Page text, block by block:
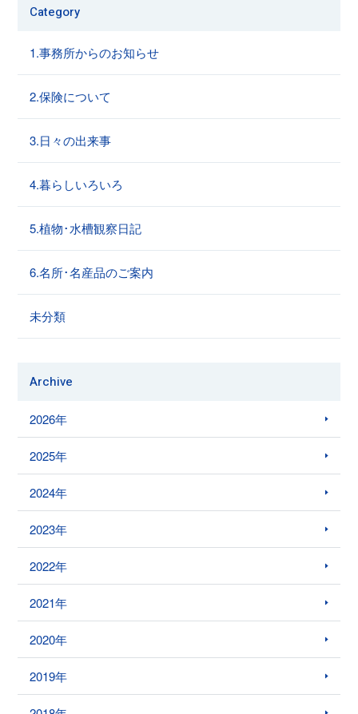
Category
1.事務所からのお知らせ
2.保険について
3.日々の出来事
4.暮らしいろいろ
5.植物･水槽観察日記
6.名所･名産品のご案内
未分類
Archive
2026年
2025年
2024年
2023年
2022年
2021年
2020年
2019年